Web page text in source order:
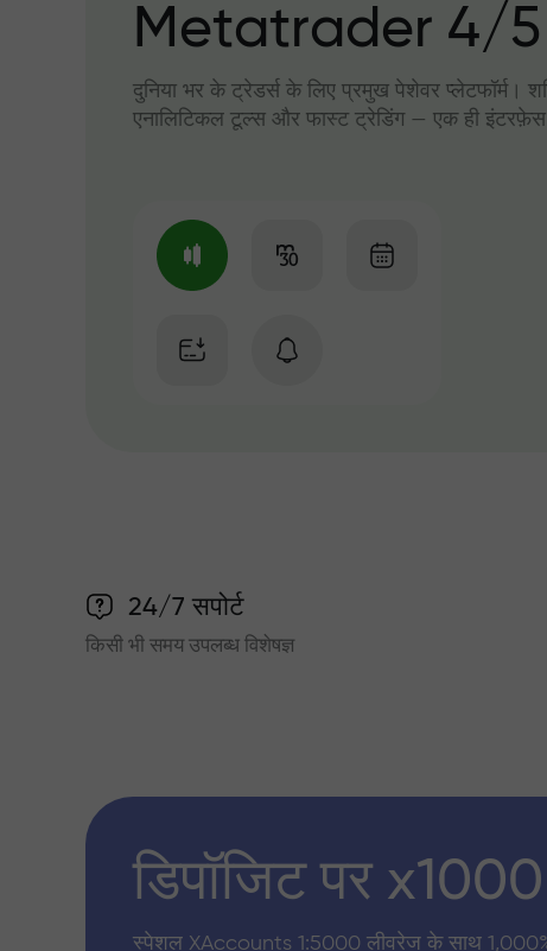
Metatrader 4/5
दुनिया भर के ट्रेडर्स के लिए प्रमुख पेशेवर प्लेटफॉर्म।
एनालिटिकल टूल्स और फास्ट ट्रेडिंग — एक ही
24/7 सपोर्ट
किसी भी समय उपलब्ध विशेषज्ञ
डिपॉजिट पर
स्पेशल XAccounts 1:5000 लीवरेज के साथ